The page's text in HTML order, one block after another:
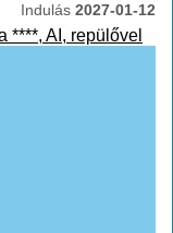
Indulás 2027-01-12